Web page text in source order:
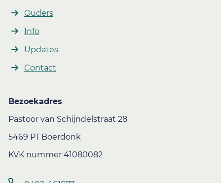
Ouders
Info
Updates
Contact
Bezoekadres
Pastoor van Schijndelstraat 28
5469 PT Boerdonk
KVK nummer 41080082